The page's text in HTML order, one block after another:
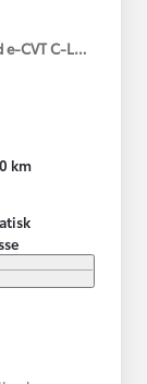
CVT C-LUB -
km